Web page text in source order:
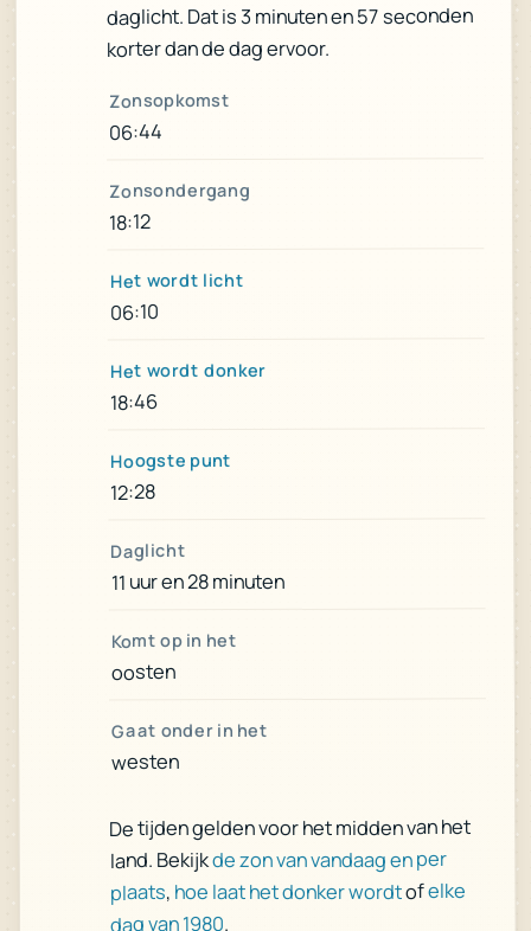
daglicht. Dat is 3 minuten en 57 seconden
korter dan de dag ervoor.
Zonsopkomst
06:44
Zonsondergang
18:12
Het wordt licht
06:10
Het wordt donker
18:46
Hoogste punt
12:28
Daglicht
11 uur en 28 minuten
Komt op in het
oosten
Gaat onder in het
westen
De tijden gelden voor het midden van het
land. Bekijkde zon van vandaag en per
plaats, hoe laat het donker wordtofelke
dag van 1980.